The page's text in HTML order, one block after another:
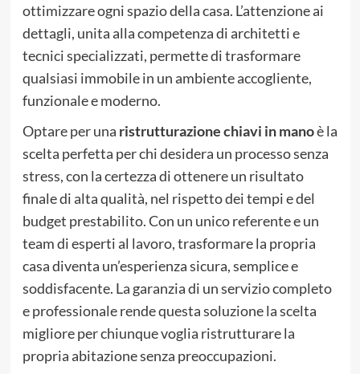
ottimizzare ogni spazio della casa. L’attenzione ai
dettagli, unita alla competenza di architetti e
tecnici specializzati, permette di trasformare
qualsiasi immobile in un ambiente accogliente,
funzionale e moderno.
Optare per una ristrutturazione chiavi in manoè la
scelta perfetta per chi desidera un processo senza
stress, con la certezza di ottenere un risultato
finale di alta qualità, nel rispetto dei tempi e del
budget prestabilito. Con un unico referente e un
team di esperti al lavoro, trasformare la propria
casa diventa un’esperienza sicura, semplice e
soddisfacente. La garanzia di un servizio completo
e professionale rende questa soluzione la scelta
migliore per chiunque voglia ristrutturare la
propria abitazione senza preoccupazioni.